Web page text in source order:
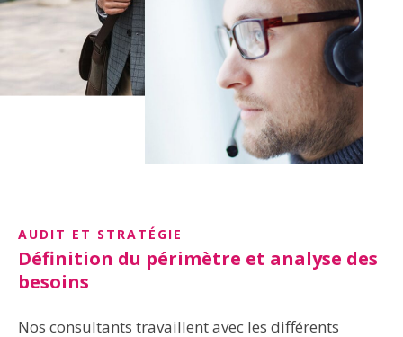
AUDIT ET STRATÉGIE
Définition du périmètre et analyse des
besoins
Nos consultants travaillent avec les différents